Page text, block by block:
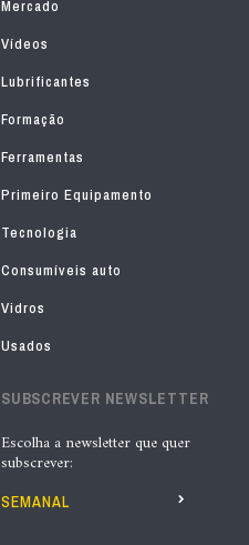
Mercado
Vídeos
Lubrificantes
Formação
Ferramentas
Primeiro Equipamento
Tecnologia
Consumíveis auto
Vidros
Usados
SUBSCREVER NEWSLETTER
Escolha a newsletter que quer
subscrever:
SEMANAL